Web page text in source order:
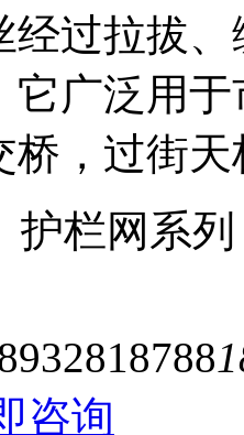
经过拉拔
它广泛用
桥，过街天
护栏网系列
咨询